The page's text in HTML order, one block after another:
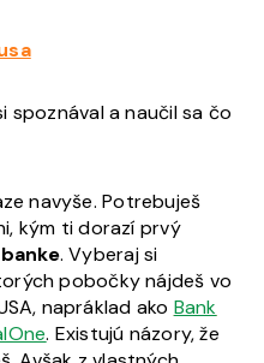
spoznával a naučil sa čo
navyše. Potrebuješ
kým ti dorazí prvý
. Vyberaj si
pobočky nájdeš vo
napráklad ako Bank
. Existujú názory, že